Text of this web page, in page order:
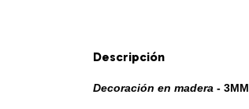
Descripción
Decoración en madera -